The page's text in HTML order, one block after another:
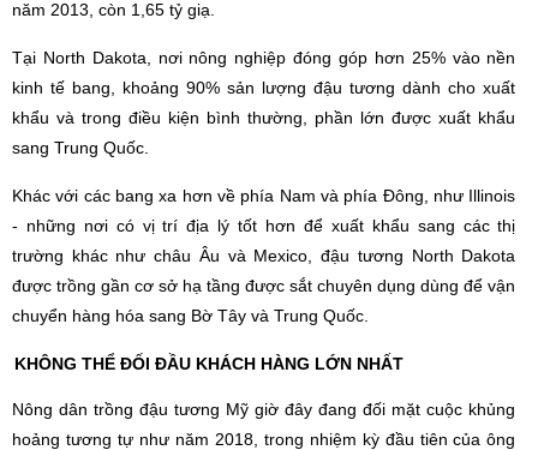
năm 2013, còn 1,65 tỷ giạ.
Tại North Dakota, nơi nông nghiệp đóng góp hơn 25% vào nền
kinh tế bang, khoảng 90% sản lượng đậu tương dành cho xuất
khẩu và trong điều kiện bình thường, phần lớn được xuất khẩu
sang Trung Quốc.
Khác với các bang xa hơn về phía Nam và phía Đông, như Illinois
- những nơi có vị trí địa lý tốt hơn để xuất khẩu sang các thị
trường khác như châu Âu và Mexico, đậu tương North Dakota
được trồng gần cơ sở hạ tầng được sắt chuyên dụng dùng để vận
chuyển hàng hóa sang Bờ Tây và Trung Quốc.
KHÔNG THỂ ĐỐI ĐẦU KHÁCH HÀNG LỚN NHẤT
Nông dân trồng đậu tương Mỹ giờ đây đang đối mặt cuộc khủng
hoảng tương tự như năm 2018, trong nhiệm kỳ đầu tiên của ông